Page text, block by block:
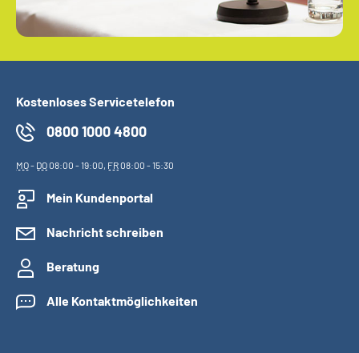
Kostenloses Servicetelefon
0800 1000 4800
MO- DO08:00 - 19:00, FR08:00 - 15:30
Mein Kundenportal
Nachricht schreiben
Beratung
Alle Kontaktmöglichkeiten